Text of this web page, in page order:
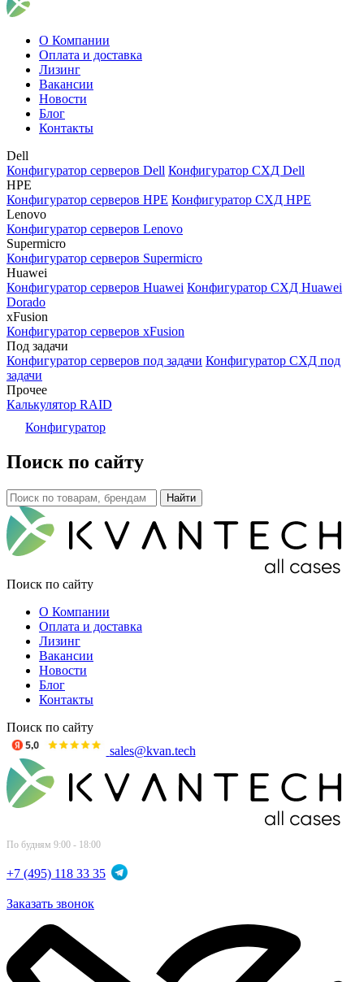
О Компании
Оплата и доставка
Лизинг
Вакансии
Новости
Блог
Контакты
Dell
Конфигуратор серверов Dell Конфигуратор СХД Dell
HPE
Конфигуратор серверов HPE Конфигуратор СХД HPE
Lenovo
Конфигуратор серверов Lenovo
Supermicro
Конфигуратор серверов Supermicro
Huawei
Конфигуратор серверов Huawei Конфигуратор СХД Huawei
Dorado
xFusion
Конфигуратор серверов xFusion
Под задачи
Конфигуратор серверов под задачи Конфигуратор СХД под
задачи
Прочее
Калькулятор RAID
Конфигуратор
Поиск по сайту
Поиск по сайту
О Компании
Оплата и доставка
Лизинг
Вакансии
Новости
Блог
Контакты
Поиск по сайту
sales@kvan.tech
По будням 9:00 - 18:00
+7 (495) 118 33 35
Заказать звонок